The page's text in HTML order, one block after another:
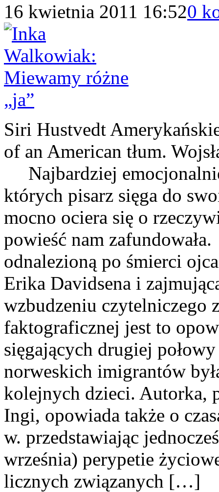
16 kwietnia 2011 16:520
Siri Hustvedt
of an American tłum.
Najbardziej
których pisarz sięga do
mocno ociera się o
powieść nam
odnalezioną po śmierci
Erika Davidsena i
wzbudzeniu
faktograficznej jest to
sięgających drugiej
norweskich imigrantów
kolejnych dzieci. Autorka,
Ingi, opowiada także o
w. przedstawiając
września) perypetie
licznych związanych […]